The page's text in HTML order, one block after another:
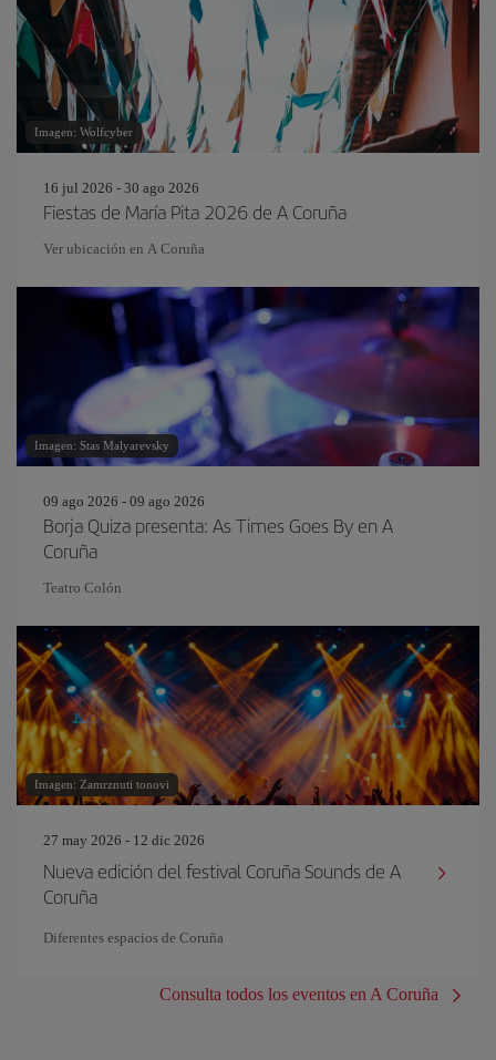
Imagen: Wolfcyber
16 jul 2026 - 30 ago 2026
Fiestas de María Pita 2026 de A Coruña
Ver ubicación en A Coruña
Imagen: Stas Malyarevsky
09 ago 2026 - 09 ago 2026
Borja Quiza presenta: As Times Goes By en A
Coruña
Teatro Colón
Imagen: Zamrznuti tonovi
27 may 2026 - 12 dic 2026
Nueva edición del festival Coruña Sounds de A
Coruña
Diferentes espacios de Coruña
Consulta todos los eventos en A Coruña